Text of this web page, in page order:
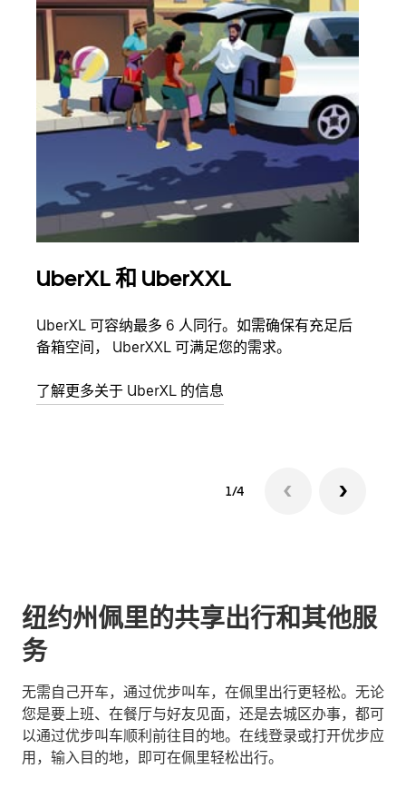
UberXL 和 UberXXL
UberXL 可容纳最多 6 人同行。如需确保有充足后
备箱空间， UberXXL 可满足您的需求。
了解更多关于 UberXL 的信息
1/4
纽约州佩里的共享出行和其他服
务
无需自己开车，通过优步叫车，在佩里出行更轻松。无论
您是要上班、在餐厅与好友见面，还是去城区办事，都可
以通过优步叫车顺利前往目的地。在线登录或打开优步应
用，输入目的地，即可在佩里轻松出行。